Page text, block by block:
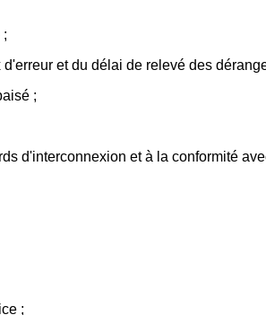
;
et du délai de relevé des
;
d'interconnexion et à la conformité
;